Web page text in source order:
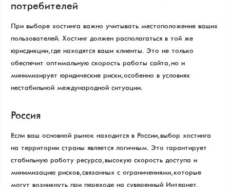
потребителей
При выборе хостинга важно учитывать местоположение ваших
пользователей. Хостинг должен располагаться в той же
юрисдикции, где находятся ваши клиенты. Это не только
обеспечит оптимальную скорость работы сайта, но и
минимизирует юридические риски, особенно в условиях
нестабильной международной ситуации.
Россия
Если ваш основной рынок находится в России, выбор хостинга
на территории страны является логичным. Это гарантирует
стабильную работу ресурса, высокую скорость доступа и
минимизацию рисков, связанных с ограничениями, которые
могут возникнуть при переходе на суверенный Интернет.